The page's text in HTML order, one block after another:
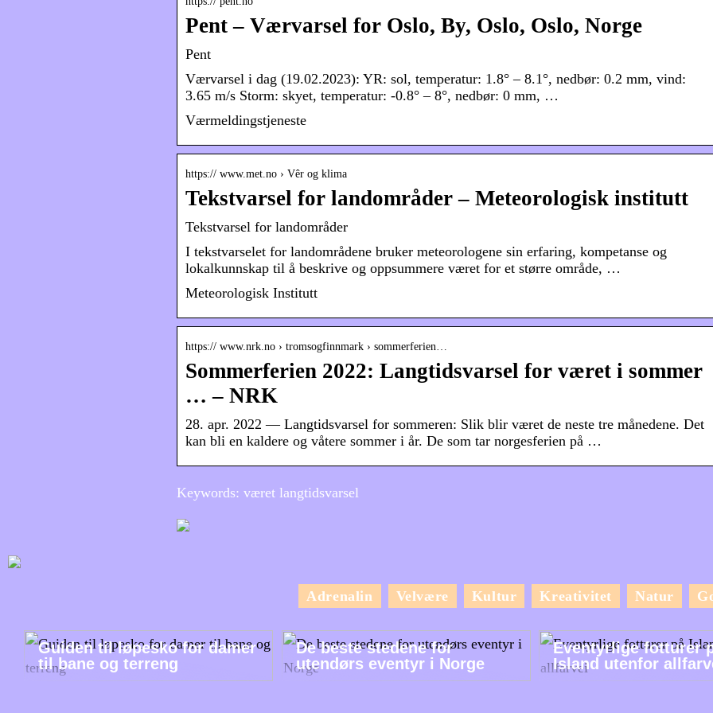
Pent – Værvarsel for Oslo, By, Oslo, Oslo, Norge
Pent
Værvarsel i dag (19.02.2023): YR: sol, temperatur: 1.8° – 8.1°, nedbør: 0.2 mm, vind:
3.65 m/s Storm: skyet, temperatur: -0.8° – 8°, nedbør: 0 mm, …
Værmeldingstjeneste
https:// www.met.no › Vêr og klima
Tekstvarsel for landområder – Meteorologisk institutt
Tekstvarsel for landområder
I tekstvarselet for landområdene bruker meteorologene sin erfaring, kompetanse og
lokalkunnskap til å beskrive og oppsummere været for et større område, …
Meteorologisk Institutt
https:// www.nrk.no › tromsogfinnmark › sommerferien…
Sommerferien 2022: Langtidsvarsel for været i sommer
… – NRK
28. apr. 2022 — Langtidsvarsel for sommeren: Slik blir været de neste tre månedene. Det
kan bli en kaldere og våtere sommer i år. De som tar norgesferien på …
Keywords: været langtidsvarsel
Adrenalin Velvære Kultur Kreativitet Natur
Guiden til løpesko for damer
til bane og terreng
De beste stedene for
utendørs eventyr i Norge
Eventyrlige fotturer
Island utenfor